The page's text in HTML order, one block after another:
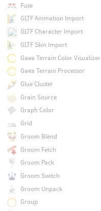
Fuse
GLTF Animation Import
GLTF Character Import
GLTF Skin Import
Gaea Terrain Color Visualizer
Gaea Terrain Processor
Glue Cluster
Grain Source
Graph Color
Grid
Groom Blend
Groom Fetch
Groom Pack
Groom Switch
Groom Unpack
Group